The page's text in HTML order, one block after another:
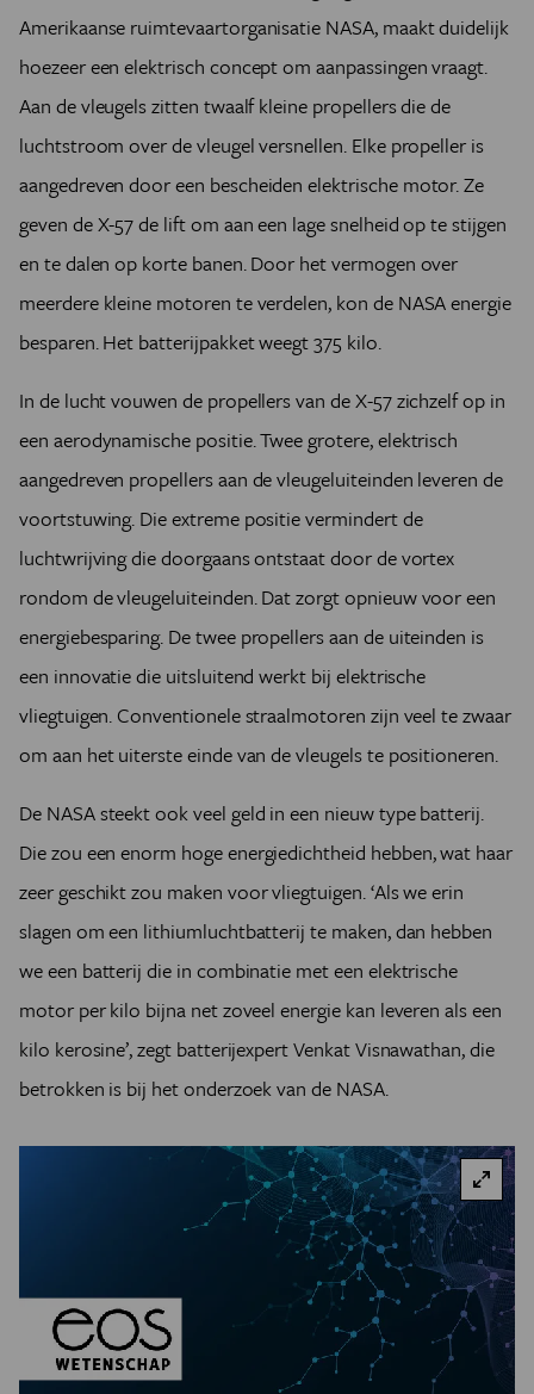
Amerikaanse ruimtevaartorganisatie NASA, maakt duidelijk
hoezeer een elektrisch concept om aanpassingen vraagt.
Aan de vleugels zitten twaalf kleine propellers die de
luchtstroom over de vleugel versnellen. Elke propeller is
aangedreven door een bescheiden elektrische motor. Ze
geven de X-57 de lift om aan een lage snelheid op te stijgen
en te dalen op korte banen. Door het vermogen over
meerdere kleine motoren te verdelen, kon de NASA energie
besparen. Het batterijpakket weegt 375 kilo.
In de lucht vouwen de propellers van de X-57 zichzelf op in
een aerodynamische positie. Twee grotere, elektrisch
aangedreven propellers aan de vleugeluiteinden leveren de
voortstuwing. Die extreme positie vermindert de
luchtwrijving die doorgaans ontstaat door de vortex
rondom de vleugeluiteinden. Dat zorgt opnieuw voor een
energiebesparing. De twee propellers aan de uiteinden is
een innovatie die uitsluitend werkt bij elektrische
vliegtuigen. Conventionele straalmotoren zijn veel te zwaar
om aan het uiterste einde van de vleugels te positioneren.
De NASA steekt ook veel geld in een nieuw type batterij.
Die zou een enorm hoge energiedichtheid hebben, wat haar
zeer geschikt zou maken voor vliegtuigen. ‘Als we erin
slagen om een lithiumluchtbatterij te maken, dan hebben
we een batterij die in combinatie met een elektrische
motor per kilo bijna net zoveel energie kan leveren als een
kilo kerosine’, zegt batterijexpert Venkat Visnawathan, die
betrokken is bij het onderzoek van de NASA.